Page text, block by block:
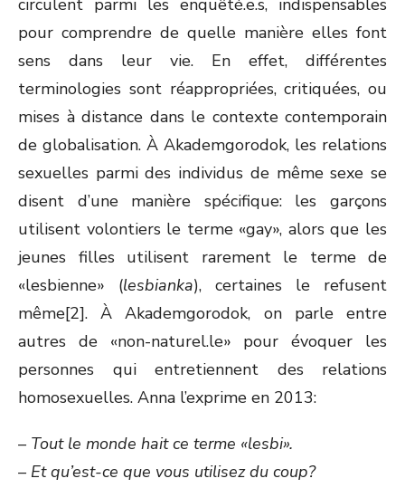
circulent parmi les enquêté.e.s, indispensables
pour comprendre de quelle manière elles font
sens dans leur vie. En effet, différentes
terminologies sont réappropriées, critiquées, ou
mises à distance dans le contexte contemporain
de globalisation. À Akademgorodok, les relations
sexuelles parmi des individus de même sexe se
disent d’une manière spécifique: les garçons
utilisent volontiers le terme «gay», alors que les
jeunes filles utilisent rarement le terme de
«lesbienne» (lesbianka), certaines le refusent
même[2]. À Akademgorodok, on parle entre
autres de «non-naturel.le» pour évoquer les
personnes qui entretiennent des relations
homosexuelles. Anna l’exprime en 2013:
– Tout le monde hait ce terme «lesbi».
– Et qu’est-ce que vous utilisez du coup?